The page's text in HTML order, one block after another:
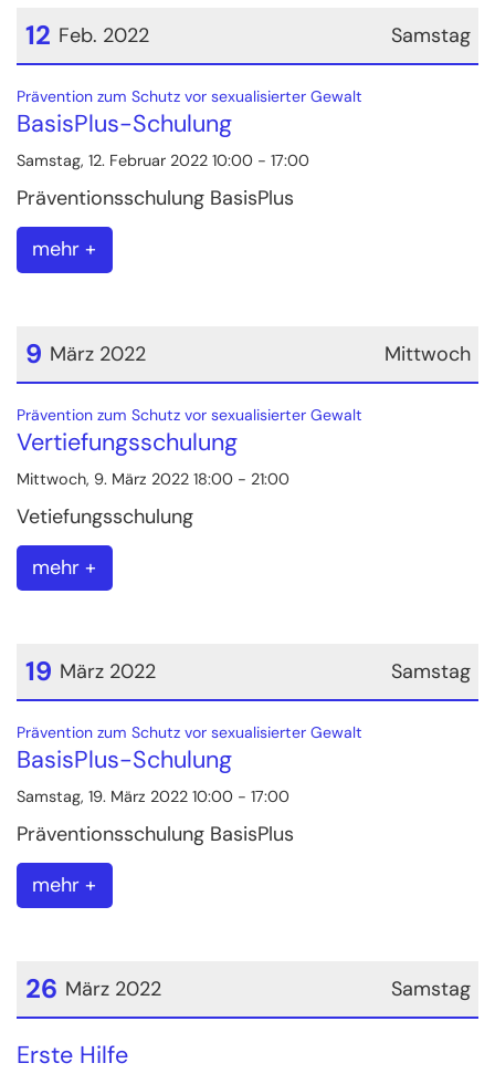
Samstag
12 Feb. 2022
Datum: 12. Februar 2022
Prävention zum Schutz vor sexualisierter Gewalt
BasisPlus-Schulung
Samstag, 12. Februar 2022 10:00 - 17:00
Präventionsschulung BasisPlus
mehr +
Mittwoch
9 März 2022
Datum: 9. März 2022
Prävention zum Schutz vor sexualisierter Gewalt
Vertiefungsschulung
Mittwoch, 9. März 2022 18:00 - 21:00
Vetiefungsschulung
mehr +
Samstag
19 März 2022
Datum: 19. März 2022
Prävention zum Schutz vor sexualisierter Gewalt
BasisPlus-Schulung
Samstag, 19. März 2022 10:00 - 17:00
Präventionsschulung BasisPlus
mehr +
Samstag
26 März 2022
Datum: 26. März 2022
Erste Hilfe